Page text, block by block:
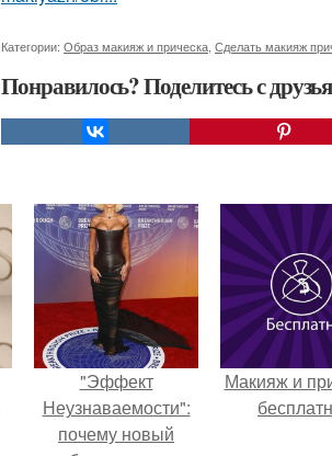
Категории: Образ макияж и прическа Сделать макияж
Понравилось? Поделитесь с
"Эффект
Неузнаваемости":
почему новый
Макияж и